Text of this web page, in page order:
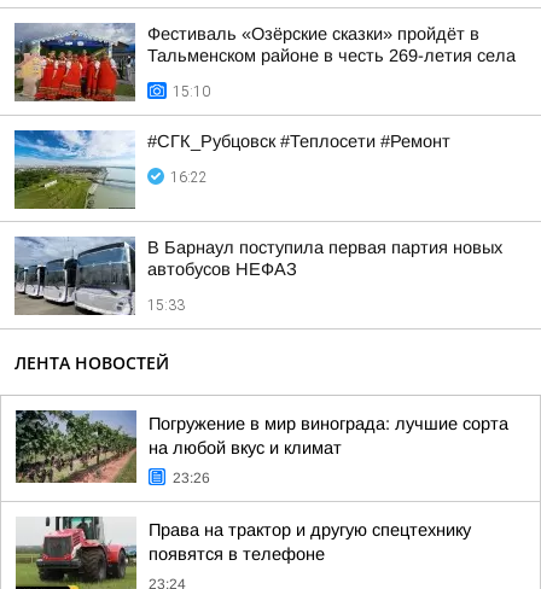
Фестиваль «Озёрские сказки» пройдёт в
Тальменском районе в честь 269-летия села
15:10
#СГК_Рубцовск #Теплосети #Ремонт
16:22
В Барнаул поступила первая партия новых
автобусов НЕФАЗ
15:33
ЛЕНТА НОВОСТЕЙ
Погружение в мир винограда: лучшие сорта
на любой вкус и климат
23:26
Права на трактор и другую спецтехнику
появятся в телефоне
23:24